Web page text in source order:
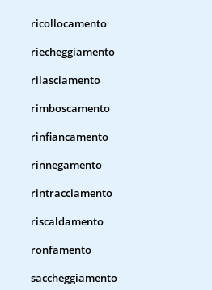
ricollocamento
riecheggiamento
rilasciamento
rimboscamento
rinfiancamento
rinnegamento
rintracciamento
riscaldamento
ronfamento
saccheggiamento